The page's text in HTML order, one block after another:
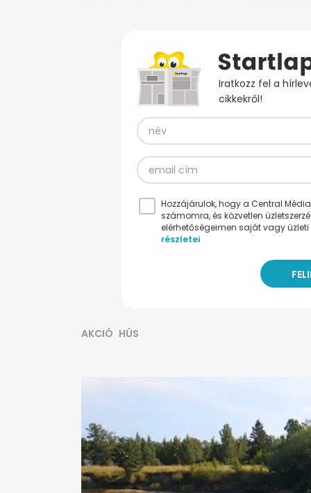
Iratkozz fel a
cikkekről!
Hozzájárulok, hogy a Central
számomra, és közvetlen
elérhetőségeimen saját vagy
részletei
AKCIÓ HÚS